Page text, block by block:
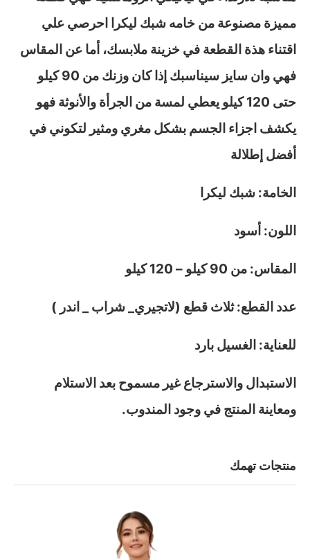
مميزة مصنوعة من خامه شبك ليكرا احرصي علي
اقتناء هذة القطعة في خزينة ملابسك، أما عن المقاس
فهي وان سايز سيناسبك إذا كان وزنك من 90 كيلو
حتى 120 كيلو يعطي لمسة من الجرأة والأنوثة فهو
يكشف اجزاء الجسم بشكل مغري ومثير لتكوني في
أفضل إطلالة
الخامة: شبك ليكرا
اللون: أسود
المقاس: من 90 كيلو – 120 كيلو
عدد القطع: ثلاث قطع (لاتجيري_ شراب _ اندر )
للعناية: الغسيل بارد
الاستبدال والاسترجاع غير مسموح بعد الاستلام
ومعاينة المنتج في وجود المندوب.
منتجات تهمك